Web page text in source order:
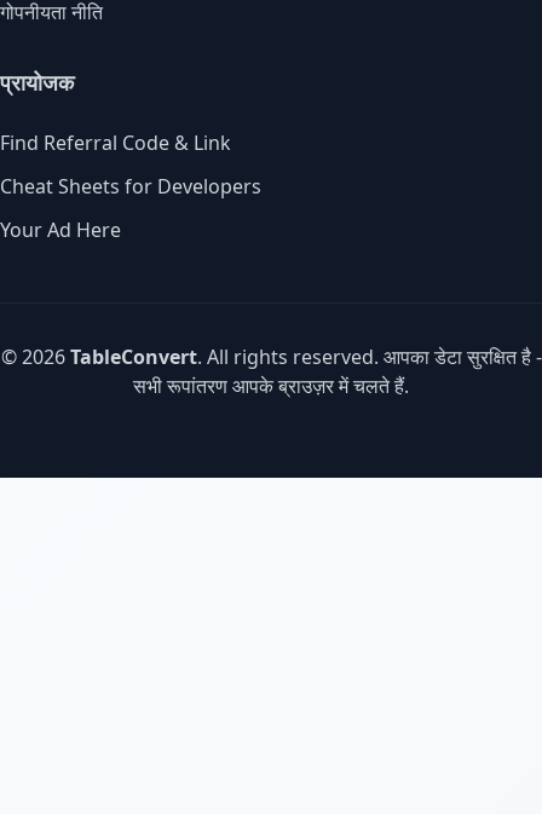
गोपनीयता नीति
प्रायोजक
Find Referral Code & Link
Cheat Sheets for Developers
Your Ad Here
© 2026TableConvert. All rights reserved. आपका डेटा सुरक्षित है -
सभी रूपांतरण आपके ब्राउज़र में चलते हैं.